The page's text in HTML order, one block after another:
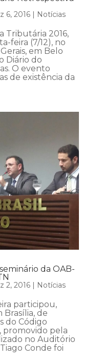
6, 2016| Notícias
Tributária 2016,
feira (7/12), no
em Belo
Diário do
O evento
de existência da
da OAB-
2, 2016| Notícias
participou,
Brasília, de
do Código
promovido pela
no Auditório
Conde foi